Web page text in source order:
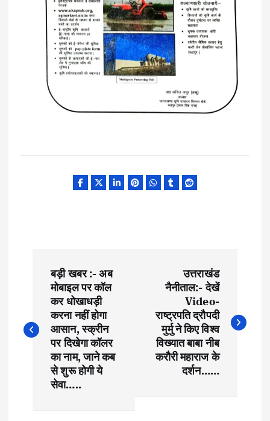
s
बड़ी खबर :- अब
मोबाइल पर कॉल
कर धोखाधड़ी
करना नहीं होगा
आसान, स्क्रीन
पर दिखेगा कॉलर
का नाम, जाने कब
से शुरू होगी ये
सेवा…..
उत्तराखंड
नैनीताल:- देखें
Video-
राष्ट्रपति द्रौपदी
मुर्मु ने किए विश्व
विख्यात बाबा नीब
करौरी महाराज के
दर्शन……